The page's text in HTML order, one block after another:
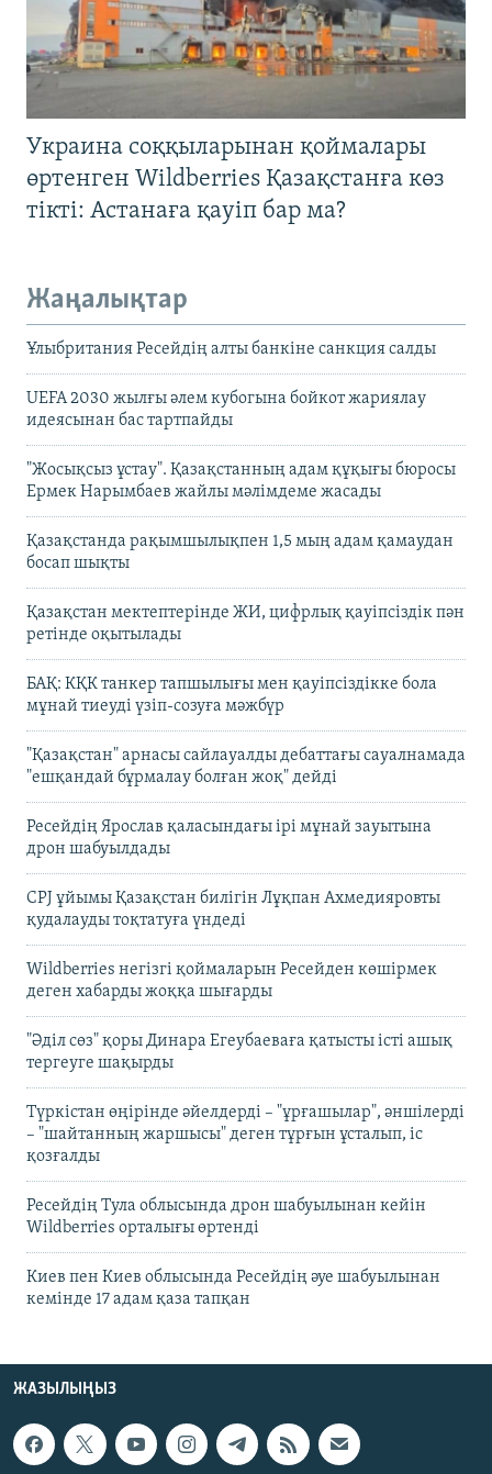
Украина соққыларынан қоймалары
өртенген Wildberries Қазақстанға көз
тікті: Астанаға қауіп бар ма?
Жаңалықтар
Ұлыбритания Ресейдің алты банкіне санкция салды
UEFA 2030 жылғы әлем кубогына бойкот жариялау
идеясынан бас тартпайды
"Жосықсыз ұстау". Қазақстанның адам құқығы бюросы
Ермек Нарымбаев жайлы мәлімдеме жасады
Қазақстанда рақымшылықпен 1,5 мың адам қамаудан
босап шықты
Қазақстан мектептерінде ЖИ, цифрлық қауіпсіздік пән
ретінде оқытылады
БАҚ: КҚК танкер тапшылығы мен қауіпсіздікке бола
мұнай тиеуді үзіп-созуға мәжбүр
"Қазақстан" арнасы сайлауалды дебаттағы сауалнамада
"ешқандай бұрмалау болған жоқ" дейді
Ресейдің Ярослав қаласындағы ірі мұнай зауытына
дрон шабуылдады
CPJ ұйымы Қазақстан билігін Лұқпан Ахмедияровты
қудалауды тоқтатуға үндеді
Wildberries негізгі қоймаларын Ресейден көшірмек
деген хабарды жоққа шығарды
"Әділ сөз" қоры Динара Егеубаеваға қатысты істі ашық
тергеуге шақырды
Түркістан өңірінде әйелдерді – "ұрғашылар", әншілерді
– "шайтанның жаршысы" деген тұрғын ұсталып, іс
қозғалды
Ресейдің Тула облысында дрон шабуылынан кейін
Wildberries орталығы өртенді
Киев пен Киев облысында Ресейдің әуе шабуылынан
кемінде 17 адам қаза тапқан
ЖАЗЫЛЫҢЫЗ